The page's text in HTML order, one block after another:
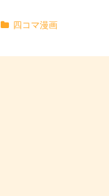
四コマ漫画